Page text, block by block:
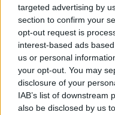
targeted advertising by
section to confirm your
opt-out request is
interest-based ads
us or personal
your opt-out. You may
disclosure of your
IAB’s list of downstream
also be disclosed by us